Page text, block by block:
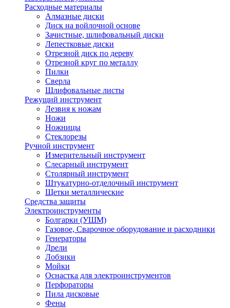
Расходные материалы
Алмазные диски
Диск на войлочной основе
Зачистные, шлифовальный диски
Лепестковые диски
Отрезной диск по дереву
Отрезной круг по металлу
Пилки
Сверла
Шлифовальные листы
Режущий инструмент
Лезвия к ножам
Ножи
Ножницы
Стеклорезы
Ручной инструмент
Измерительный инструмент
Слесарный инструмент
Столярный инструмент
Штукатурно-отделочный инструмент
Щетки металлические
Средства защиты
Электроинструменты
Болгарки (УШМ)
Газовое, Сварочное оборудование и расходники
Генераторы
Дрели
Лобзики
Мойки
Оснастка для электроинструментов
Перфораторы
Пила дисковые
Фены